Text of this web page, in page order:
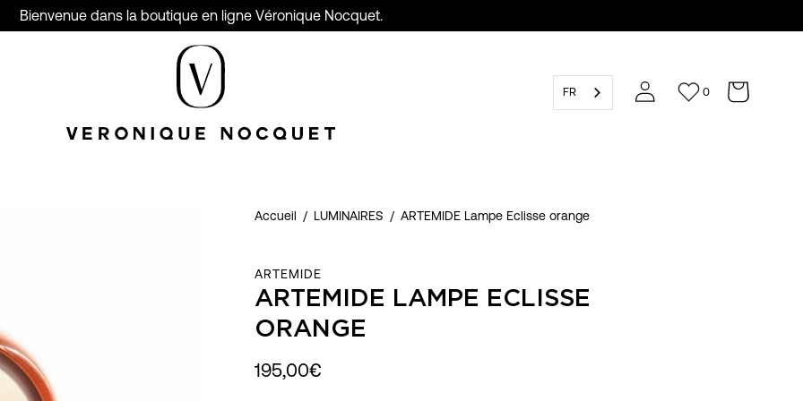
Bienvenue dans la boutique en ligne Véronique Nocquet.
FR 0
Accueil / LUMINAIRES / ARTEMIDE Lampe Eclisse orange
ARTEMIDE
ARTEMIDE LAMPE ECLISSE
ORANGE
195,00€